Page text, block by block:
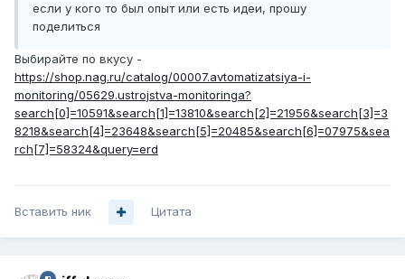
если у кого то был опыт или есть идеи, прошу
поделиться
Выбирайте по вкусу -
https://shop.nag.ru/catalog/00007.avtomatizatsiya-i-
monitoring/05629.ustrojstva-monitoringa?
search[0]=10591&search[1]=13810&search[2]=21956&search[3]=3
8218&search[4]=23648&search[5]=20485&search[6]=07975&sea
rch[7]=58324&query=erd
Вставить ник Цитата